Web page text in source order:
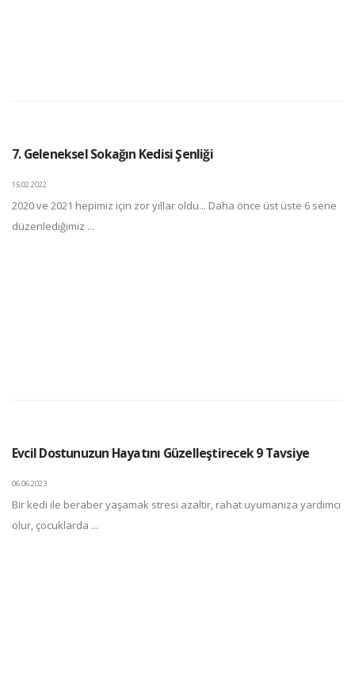
7. Geleneksel Sokağın Kedisi Şenliği
15.02.2022
2020 ve 2021 hepimiz için zor yıllar oldu... Daha önce üst üste 6 sene
düzenlediğimiz ...
Evcil Dostunuzun Hayatını Güzelleştirecek 9 Tavsiye
06.06.2023
Bir kedi ile beraber yaşamak stresi azaltır, rahat uyumanıza yardımcı
olur, çocuklarda ...